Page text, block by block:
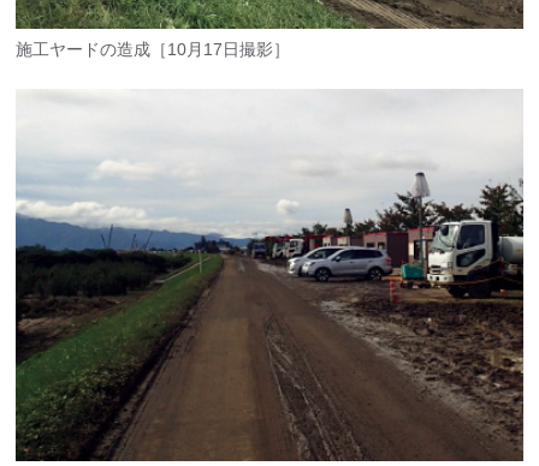
施工ヤードの造成［10月17日撮影］